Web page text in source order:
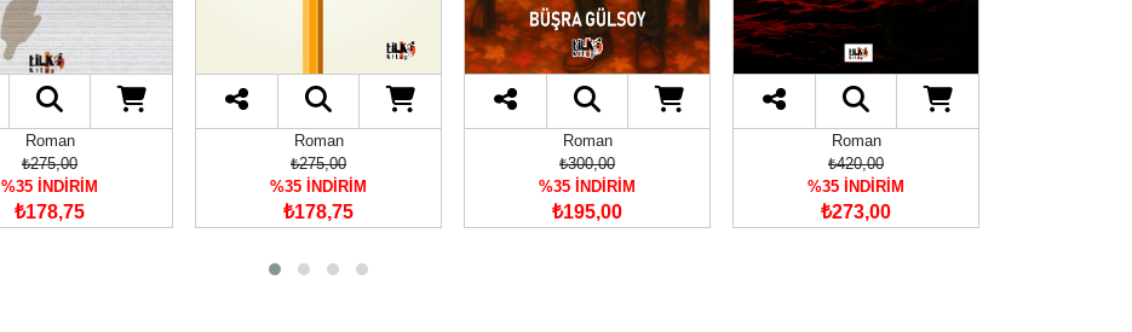
Roman
₺275,00
%35 İNDİRİM
₺178,75
Roman
₺275,00
%35 İNDİRİM
₺178,75
Roman
₺300,00
%35 İNDİRİM
₺195,00
Roman
₺420,00
%35 İNDİRİM
₺273,00